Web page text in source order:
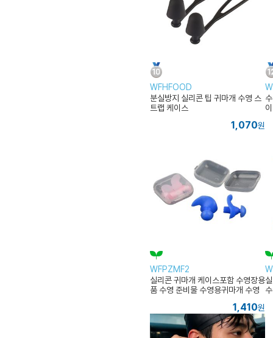
WFHFOOD
분실방지 실리콘 팁 귀마개 수영 스
트랩 케이스
1,070원
WFPZMF2
실리콘 귀마개 케이스포함 수영장용
품 수영 준비물 수영용귀마개 수영
1,410원